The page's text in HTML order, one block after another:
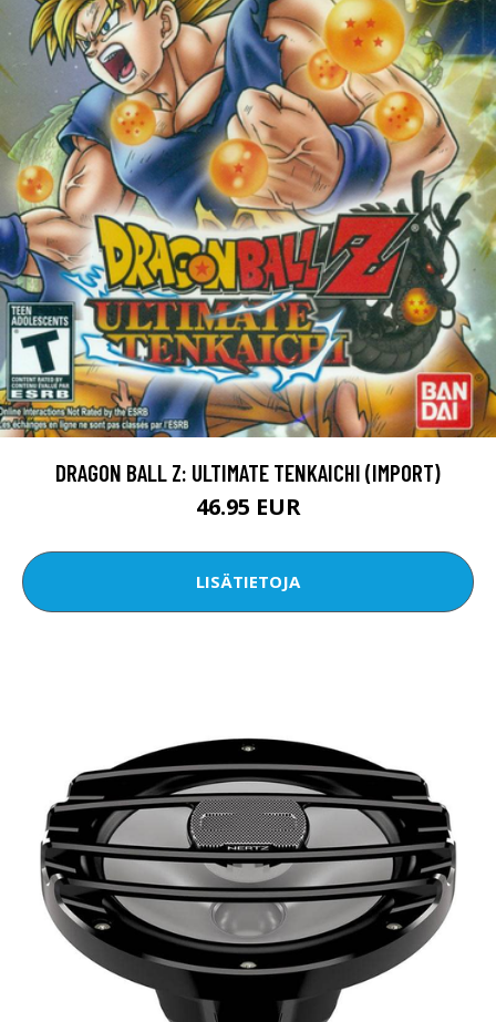
DRAGON BALL Z: ULTIMATE TENKAICHI (IMPORT)
46.95 EUR
LISÄTIETOJA